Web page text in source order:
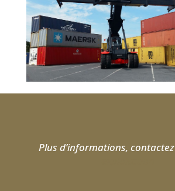
Plus d’informations, contactez